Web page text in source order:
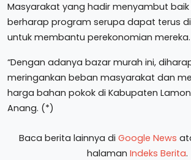
Masyarakat yang hadir menyambut
berharap program serupa dapat terus
untuk membantu perekonomian mereka.
“Dengan adanya bazar murah ini,
meringankan beban masyarakat dan
harga bahan pokok di Kabupaten
Anang. (*)
Baca berita lainnya di Google News
halaman Indeks Berita.